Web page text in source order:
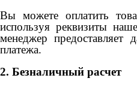
Вы можете оплатить
используя реквизиты
менеджер предоставляет
платежа.
2. Безналичный расчет